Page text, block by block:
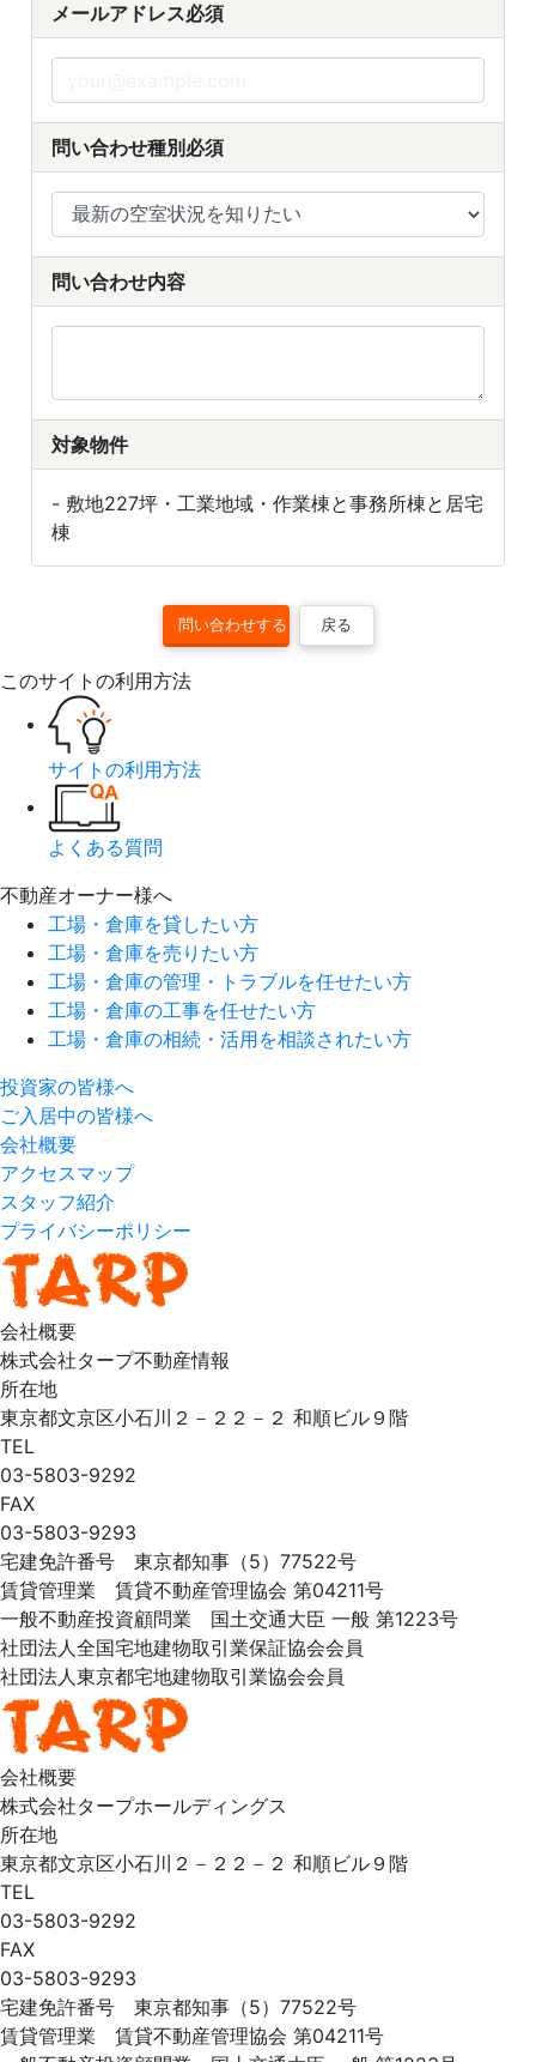
メールアドレス必須
問い合わせ種別 必須
問い合わせ内容
対象物件
- 敷地227坪・工業地域・作業棟と事務所棟と居宅
棟
戻る
このサイトの利用方法
サイトの利用方法
よくある質問
不動産オーナー様へ
工場・倉庫を貸したい方
工場・倉庫を売りたい方
工場・倉庫の管理・トラブルを任せたい方
工場・倉庫の工事を任せたい方
工場・倉庫の相続・活用を相談されたい方
投資家の皆様へ
ご入居中の皆様へ
会社概要
アクセスマップ
スタッフ紹介
プライバシーポリシー
会社概要
株式会社タープ不動産情報
所在地
東京都文京区小石川２－２２－２ 和順ビル９階
TEL
03-5803-9292
FAX
03-5803-9293
宅建免許番号 東京都知事（5）77522号
賃貸管理業 賃貸不動産管理協会 第04211号
一般不動産投資顧問業 国土交通大臣 一般 第1223号
社団法人全国宅地建物取引業保証協会会員
社団法人東京都宅地建物取引業協会会員
会社概要
株式会社タープホールディングス
所在地
東京都文京区小石川２－２２－２ 和順ビル９階
TEL
03-5803-9292
FAX
03-5803-9293
宅建免許番号 東京都知事（5）77522号
賃貸管理業 賃貸不動産管理協会 第04211号